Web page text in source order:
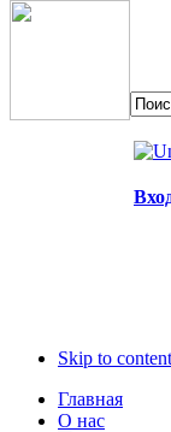
Skip to content
Главная
О нас